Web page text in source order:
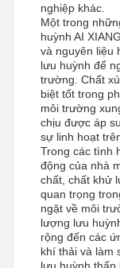
nghiệp khác.
Một trong
huỳnh AI
và nguyên liệu
lưu huỳnh để
trường. Chất
biệt tốt trong
môi trường
chịu được áp
sự linh hoạt
Trong các tình
động của nhà
chất, chất khử
quan trọng
ngặt về môi
lượng lưu
rộng đến các
khí thải và làm
lưu huỳnh thấp